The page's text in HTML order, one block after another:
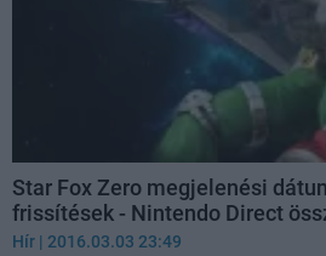
Star Fox Zero megjelenési
frissítések - Nintendo Direct
Hír | 2016.03.03 23:49